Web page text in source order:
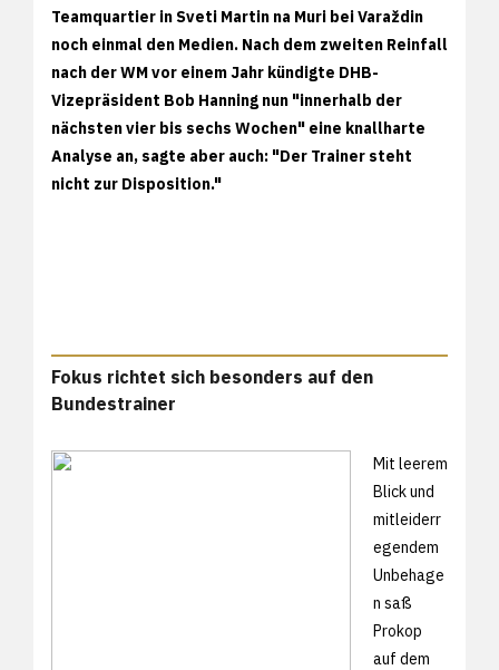
Teamquartier in Sveti Martin na Muri bei Varaždin
noch einmal den Medien. Nach dem zweiten Reinfall
nach der WM vor einem Jahr kündigte DHB-
Vizepräsident Bob Hanning nun "innerhalb der
nächsten vier bis sechs Wochen" eine knallharte
Analyse an, sagte aber auch: "Der Trainer steht
nicht zur Disposition."
Fokus richtet sich besonders auf den
Bundestrainer
Mit leerem
Blick und
mitleiderr
egendem
Unbehage
n saß
Prokop
auf dem